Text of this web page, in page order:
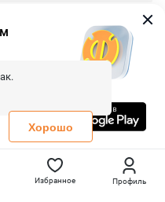
Избранное Профиль
Хорошо